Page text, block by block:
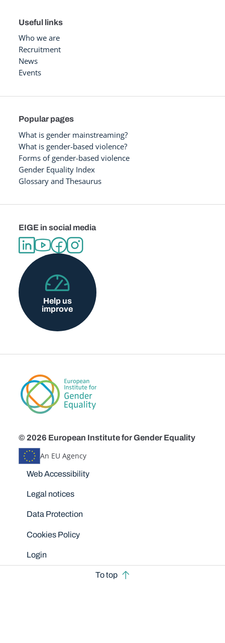
Useful links
Who we are
Recruitment
News
Events
Popular pages
What is gender mainstreaming?
What is gender-based violence?
Forms of gender-based violence
Gender Equality Index
Glossary and Thesaurus
EIGE in social media
Help us
improve
© 2026 European Institute for Gender Equality
An EU Agency
Disclaimers
Web Accessibility
Legal notices
Data Protection
Cookies Policy
Login
To top